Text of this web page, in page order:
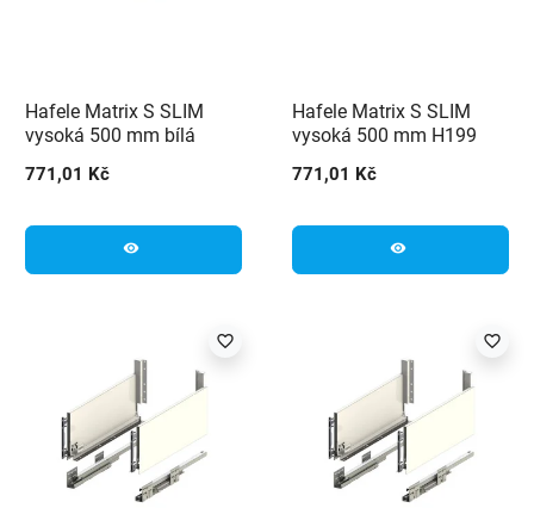
Hafele Matrix S SLIM
vysoká 500 mm bílá
771,01 Kč
visibility
Hafele Matrix S SLIM
vysoká 500 mm H199
771,01 Kč
visibility
favorite_border favorite_border